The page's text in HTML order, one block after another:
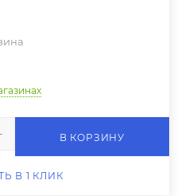
В КОРЗИНУ
В 1 КЛИК